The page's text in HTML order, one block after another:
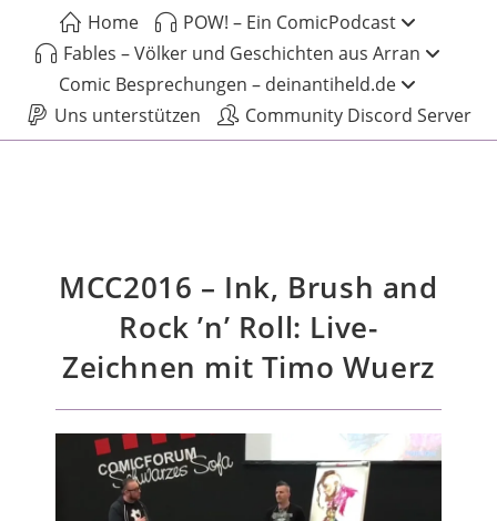
Home
POW! – Ein ComicPodcast
Fables – Völker und Geschichten aus Arran
Comic Besprechungen – deinantiheld.de
Uns unterstützen
Community Discord Server
MCC2016 – Ink, Brush and
Rock ’n’ Roll: Live-
Zeichnen mit Timo Wuerz